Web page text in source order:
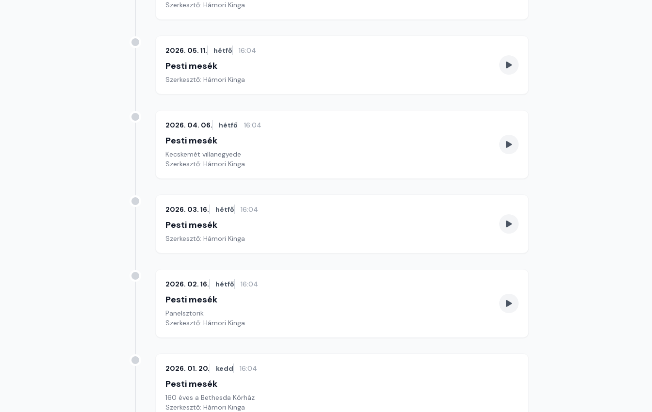
Szerkesztő: Hámori Kinga
2026. 05. 11. hétfő 16:04
Pesti mesék
Szerkesztő: Hámori Kinga
2026. 04. 06. hétfő 16:04
Pesti mesék
Kecskemét villanegyede
Szerkesztő: Hámori Kinga
2026. 03. 16. hétfő 16:04
Pesti mesék
Szerkesztő: Hámori Kinga
2026. 02. 16. hétfő 16:04
Pesti mesék
Panelsztorik
Szerkesztő: Hámori Kinga
2026. 01. 20. kedd 16:04
Pesti mesék
160 éves a Bethesda Kórház
Szerkesztő: Hámori Kinga